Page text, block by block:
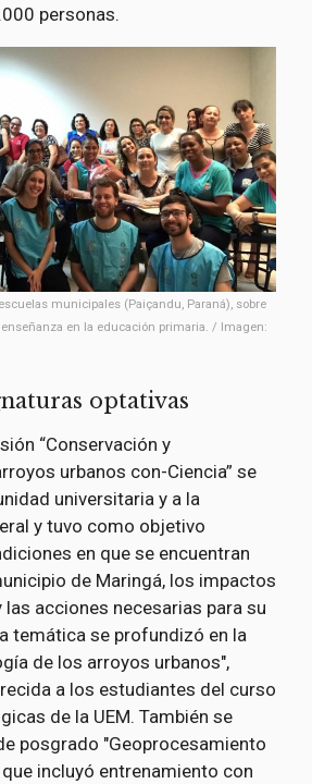
personas.
municipales (Paiçandu, Paraná), sobre
en la educación primaria. / Imagen:
optativas
“Conservación y
urbanos con-Ciencia” se
universitaria y a la
y tuvo como objetivo
en que se encuentran
de Maringá, los impactos
acciones necesarias para su
temática se profundizó en la
de los arroyos urbanos",
a los estudiantes del curso
de la UEM. También se
posgrado "Geoprocesamiento
incluyó entrenamiento con